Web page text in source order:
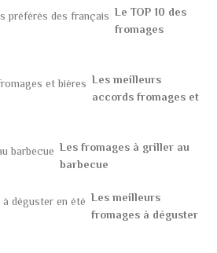
Le TOP 10 des
fromages
Les meilleurs
accords fromages et
Les fromages à griller au
barbecue
Les meilleurs
fromages à déguster